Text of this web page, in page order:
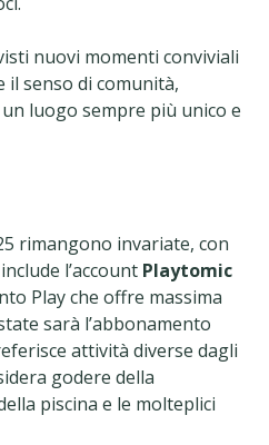
nuovi momenti conviviali
senso di comunità,
luogo sempre più unico e
rimangono invariate, con
l’account Playtomic
Play che offre massima
sarà l’abbonamento
attività diverse dagli
godere della
piscina e le molteplici